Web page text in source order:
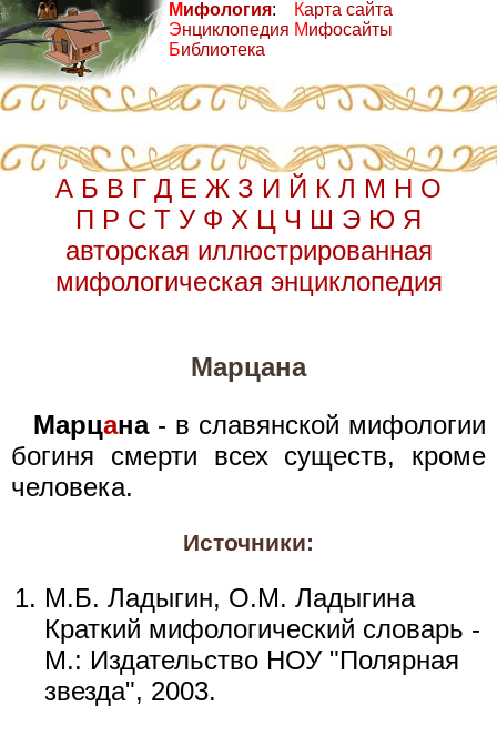
Мифология:
Энциклопедия
Библиотека
Карта сайта
Мифосайты
А Б В Г Д Е Ж З И Й К Л М Н О
П Р С Т У Ф Х Ц Ч Ш Э Ю Я
авторская иллюстрированная
мифологическая энциклопедия
Марцана
Марцана- в славянской мифологии
богиня смерти всех существ, кроме
человека.
Источники:
М.Б. Ладыгин, О.М. Ладыгина
Краткий мифологический словарь -
М.: Издательство НОУ "Полярная
звезда", 2003.